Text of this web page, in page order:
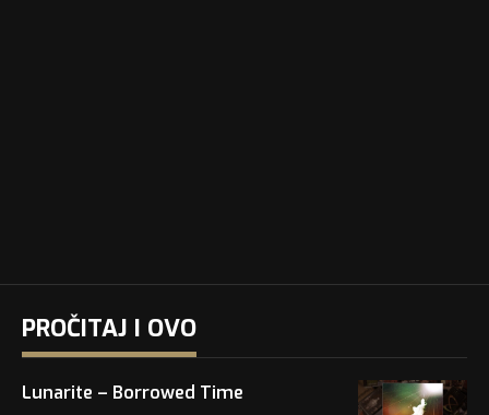
PROČITAJ I OVO
Lunarite – Borrowed Time